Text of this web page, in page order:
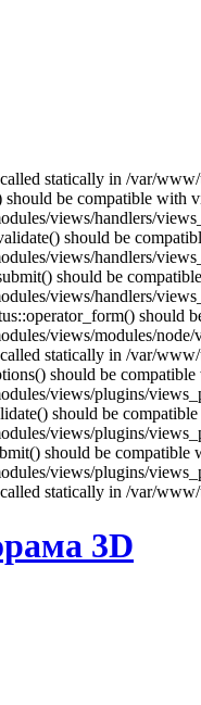
statically in /var/
be compatible with
views/handlers/
should be
views/handlers/
should be
views/handlers/
views/modules/
statically in /var/
should be
views/plugins/
should be
views/plugins/
should be
views/plugins/
statically in /var/
3D